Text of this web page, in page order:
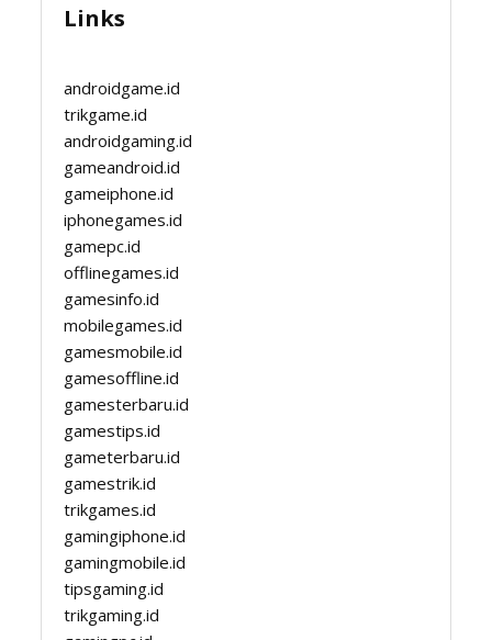
Links
androidgame.id
trikgame.id
androidgaming.id
gameandroid.id
gameiphone.id
iphonegames.id
gamepc.id
offlinegames.id
gamesinfo.id
mobilegames.id
gamesmobile.id
gamesoffline.id
gamesterbaru.id
gamestips.id
gameterbaru.id
gamestrik.id
trikgames.id
gamingiphone.id
gamingmobile.id
tipsgaming.id
trikgaming.id